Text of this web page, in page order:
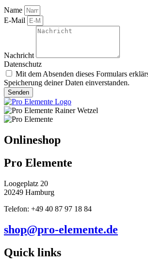
Name
E-Mail
Nachricht
Datenschutz
Mit dem Absenden dieses Formulars
Speicherung deiner Daten einverstanden.
Senden
Onlineshop
Pro Elemente
Loogeplatz 20
20249 Hamburg
Telefon: +49 40 87 97 18 84
shop@pro-elemente.de
Quick links